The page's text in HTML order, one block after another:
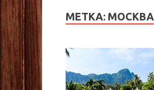
МЕТКА: МОСКВА